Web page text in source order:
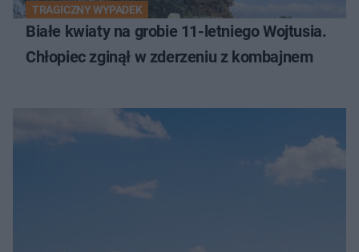
TRAGICZNY WYPADEK
Białe kwiaty na grobie 11-letniego Wojtusia.
Chłopiec zginął w zderzeniu z kombajnem